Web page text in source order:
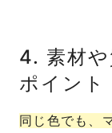
4. 素材
ポイント
同じ色でも、